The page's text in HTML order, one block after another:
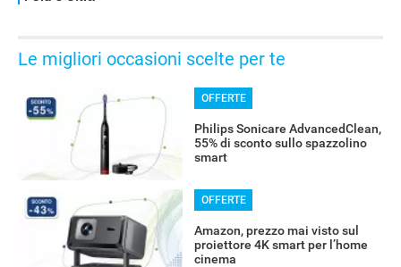
Le migliori occasioni scelte per te
OFFERTE
Philips Sonicare AdvancedClean,
55% di sconto sullo spazzolino
smart
OFFERTE
Amazon, prezzo mai visto sul
proiettore 4K smart per l’home
cinema